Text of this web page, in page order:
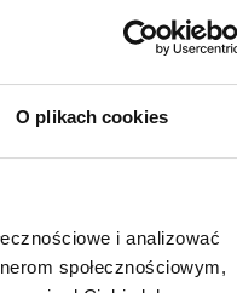
O plikach cookies
i analizować
społecznościowym,